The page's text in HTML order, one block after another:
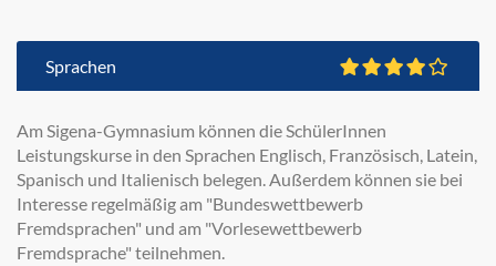
Sprachen
Am Sigena-Gymnasium können die SchülerInnen
Leistungskurse in den Sprachen Englisch, Französisch, Latein,
Spanisch und Italienisch belegen. Außerdem können sie bei
Interesse regelmäßig am "Bundeswettbewerb
Fremdsprachen" und am "Vorlesewettbewerb
Fremdsprache" teilnehmen.